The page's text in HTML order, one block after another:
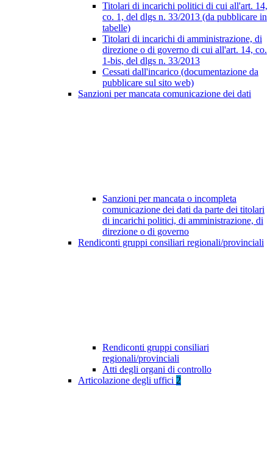
Titolari di incarichi politici di cui all'art. 14,
co. 1, del dlgs n. 33/2013 (da pubblicare in
tabelle)
Titolari di incarichi di amministrazione, di
direzione o di governo di cui all'art. 14, co.
1-bis, del dlgs n. 33/2013
Cessati dall'incarico (documentazione da
pubblicare sul sito web)
Sanzioni per mancata comunicazione dei dati
Sanzioni per mancata o incompleta
comunicazione dei dati da parte dei titolari
di incarichi politici, di amministrazione, di
direzione o di governo
Rendiconti gruppi consiliari regionali/provinciali
Rendiconti gruppi consiliari
regionali/provinciali
Atti degli organi di controllo
Articolazione degli uffici 2